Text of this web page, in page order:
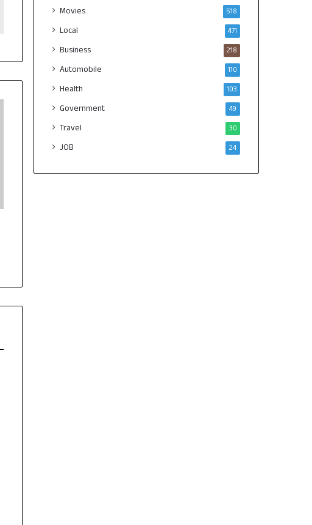
Movies 518
Local 471
Business 218
Automobile 110
Health 103
Government 49
Travel 30
JOB 24